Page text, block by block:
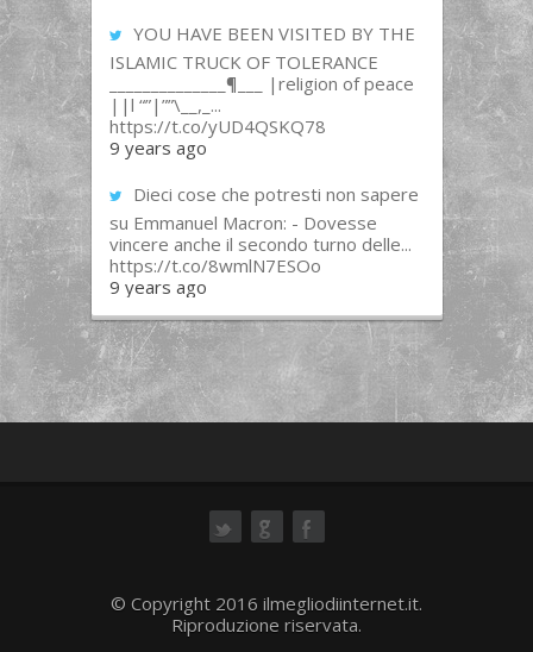
YOU HAVE BEEN VISITED BY THE
ISLAMIC TRUCK OF TOLERANCE
______________¶___ |religion of peace
||l “”|””\__,_...
https://t.co/yUD4QSKQ78
9 years ago
Dieci cose che potresti non sapere
su Emmanuel Macron: - Dovesse
vincere anche il secondo turno delle...
https://t.co/8wmlN7ESOo
9 years ago
© Copyright 2016 ilmegliodiinternet.it.
Riproduzione riservata.